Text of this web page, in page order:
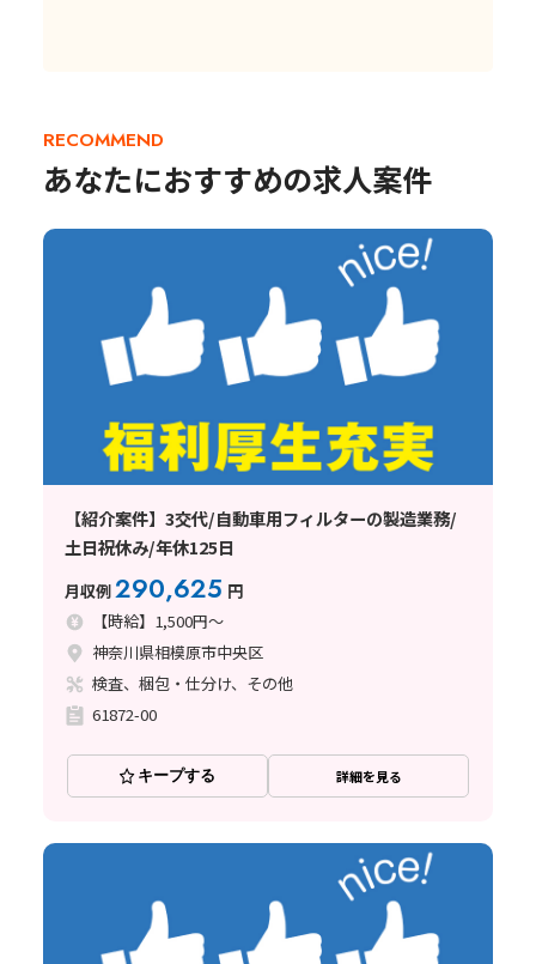
RECOMMEND
あなたにおすすめの求人案件
【紹介案件】3交代/自動車用フィルターの製造業務/
土日祝休み/年休125日
月収例290,625 円
【時給】1,500円～
神奈川県相模原市中央区
検査、梱包・仕分け、その他
61872-00
キープする 詳細を見る